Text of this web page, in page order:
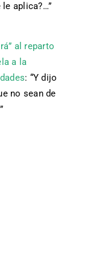
le aplica?…”
al reparto
a la
: “Y dijo
no sean de
”